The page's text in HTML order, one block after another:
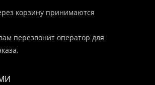
корзину принимаются
перезвонит оператор для